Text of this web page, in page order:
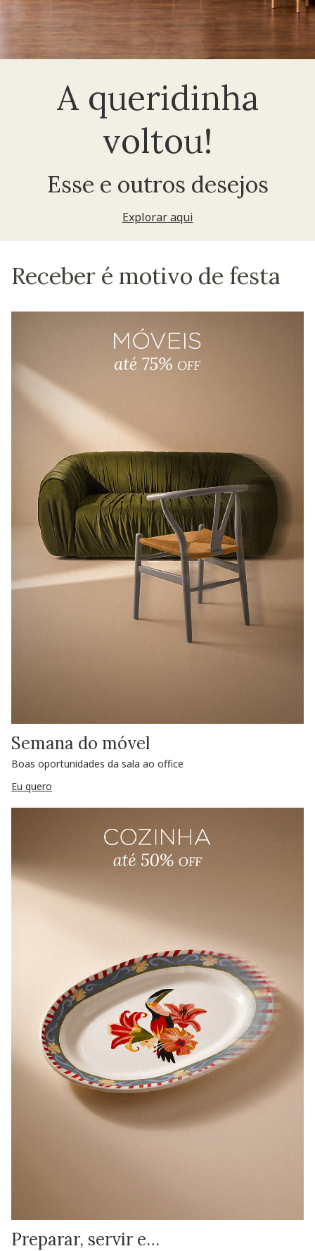
A queridinha
voltou!
Esse e outros desejos
Explorar aqui
Receber é motivo de festa
Semana do móvel
Boas oportunidades da sala ao office
Eu quero
Preparar, servir e…